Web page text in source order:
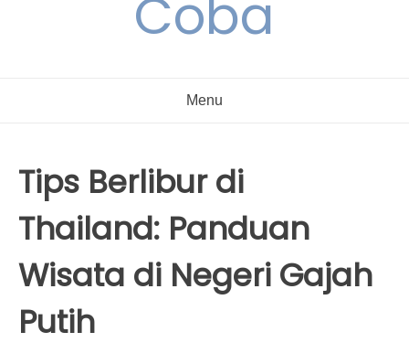
Coba
Menu
Tips Berlibur di
Thailand: Panduan
Wisata di Negeri Gajah
Putih